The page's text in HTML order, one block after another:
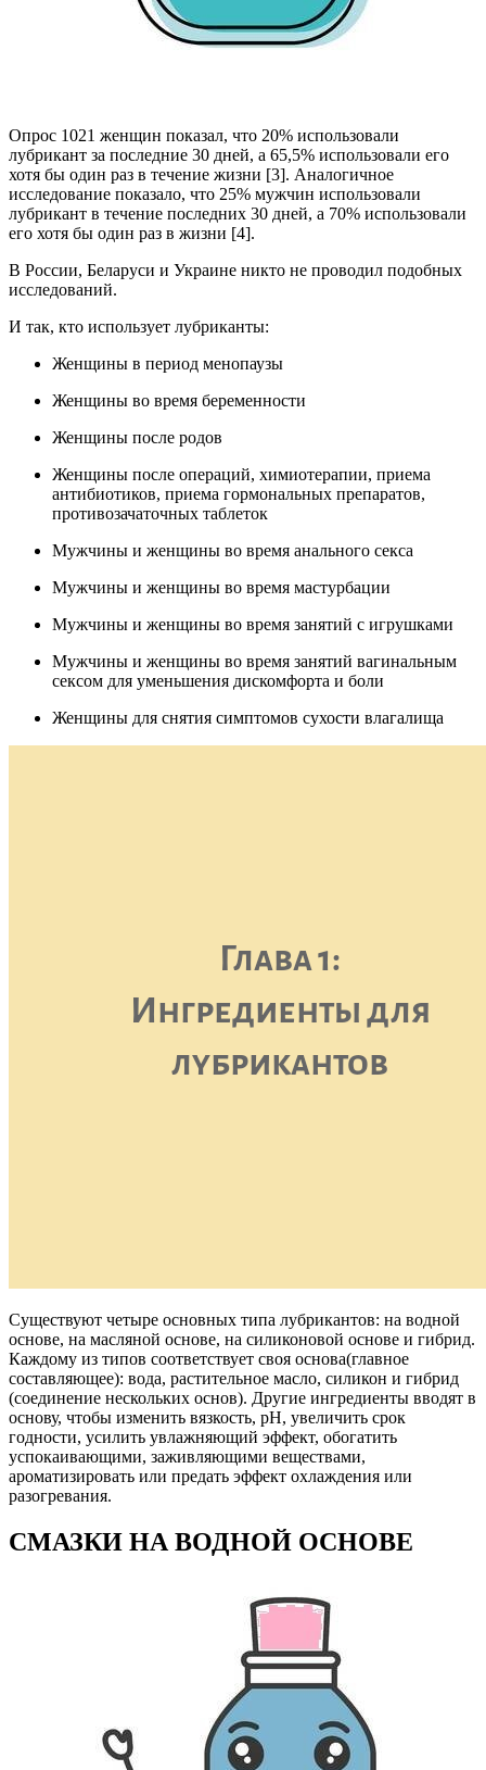
Опрос 1021 женщин показал, что 20% использовали
лубрикант за последние 30 дней, а 65,5% использовали его
хотя бы один раз в течение жизни [3]. Аналогичное
исследование показало, что 25% мужчин использовали
лубрикант в течение последних 30 дней, а 70% использовали
его хотя бы один раз в жизни [4].
В России, Беларуси и Украине никто не проводил подобных
исследований.
И так, кто использует лубриканты:
Женщины в период менопаузы
Женщины во время беременности
Женщины после родов
Женщины после операций, химиотерапии, приема
антибиотиков, приема гормональных препаратов,
противозачаточных таблеток
Мужчины и женщины во время анального секса
Мужчины и женщины во время мастурбации
Мужчины и женщины во время занятий с игрушками
Мужчины и женщины во время занятий вагинальным
сексом для уменьшения дискомфорта и боли
Женщины для снятия симптомов сухости влагалища
Существуют четыре основных типа лубрикантов: на водной
основе, на масляной основе, на силиконовой основе и гибрид.
Каждому из типов соответствует своя основа(главное
составляющее): вода, растительное масло, силикон и гибрид
(соединение нескольких основ). Другие ингредиенты вводят в
основу, чтобы изменить вязкость, рН, увеличить срок
годности, усилить увлажняющий эффект, обогатить
успокаивающими, заживляющими веществами,
ароматизировать или предать эффект охлаждения или
разогревания.
СМАЗКИ НА ВОДНОЙ ОСНОВЕ